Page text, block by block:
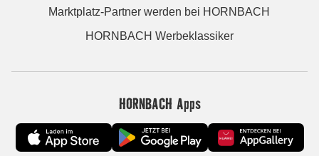
Marktplatz-Partner werden bei HORNBACH
HORNBACH Werbeklassiker
HORNBACH Apps